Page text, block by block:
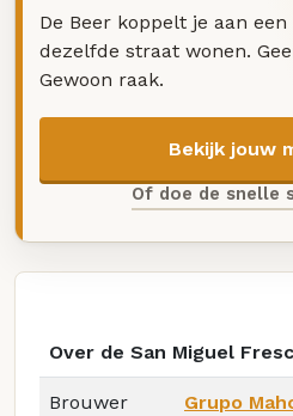
De Beer koppelt je aan
dezelfde straat wonen.
Gewoon raak.
Bekijk jouw
Of doe de snelle
Over de San Miguel
Brouwer Grupo